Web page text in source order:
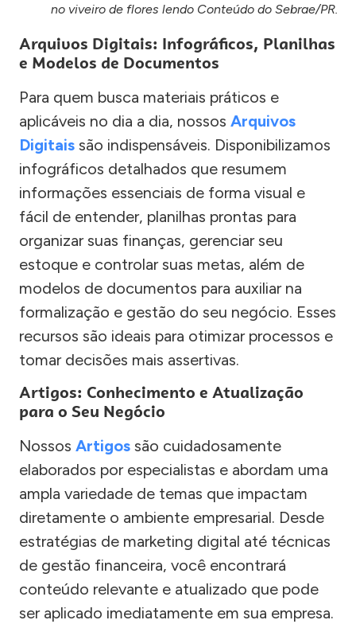
no viveiro de flores lendo Conteúdo do Sebrae/PR.
Arquivos Digitais: Infográficos, Planilhas
e Modelos de Documentos
Para quem busca materiais práticos e
aplicáveis no dia a dia, nossos Arquivos
Digitais são indispensáveis. Disponibilizamos
infográficos detalhados que resumem
informações essenciais de forma visual e
fácil de entender, planilhas prontas para
organizar suas finanças, gerenciar seu
estoque e controlar suas metas, além de
modelos de documentos para auxiliar na
formalização e gestão do seu negócio. Esses
recursos são ideais para otimizar processos e
tomar decisões mais assertivas.
Artigos: Conhecimento e Atualização
para o Seu Negócio
Nossos Artigos são cuidadosamente
elaborados por especialistas e abordam uma
ampla variedade de temas que impactam
diretamente o ambiente empresarial. Desde
estratégias de marketing digital até técnicas
de gestão financeira, você encontrará
conteúdo relevante e atualizado que pode
ser aplicado imediatamente em sua empresa.